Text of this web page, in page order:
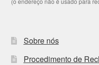
Sobre nós
Procedimento de